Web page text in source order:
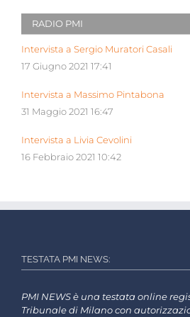
RADIO PMI
Intervista a Sergio Muratori Casali
17 Giugno 2021 17:41
Intervista a Massimo Pintabona
31 Maggio 2021 16:47
Intervista a Livia Cevolini
16 Febbraio 2021 10:42
TESTATA PMI NEWS:
PMI NEWS è una testata online
Tribunale di Milano con